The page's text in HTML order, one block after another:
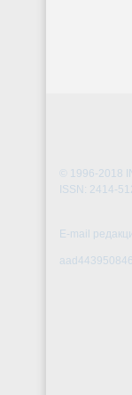
© 1996-2018
ISSN: 2414-
E-mail